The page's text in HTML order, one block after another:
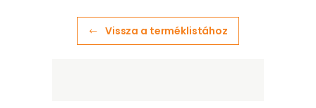
Vissza a terméklistához